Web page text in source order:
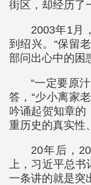
街区，却经历了
2003年1月
到绍兴。“保留
部问出心中的困
“一定要原
答，“少小离家
吟诵起贺知章的
重历史的真实性
20年后，
上，习近平总书
一条讲的就是突